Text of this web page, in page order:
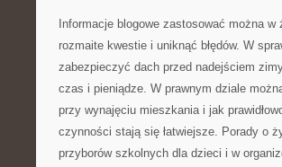
Informacje blogowe zastosować można
rozmaite kwestie i uniknąć błędów. W
zabezpieczyć dach przed nadejściem
czas i pieniądze. W prawnym dziale
przy wynajęciu mieszkania i jak
czynności stają się łatwiejsze. Porady o
przyborów szkolnych dla dzieci i w